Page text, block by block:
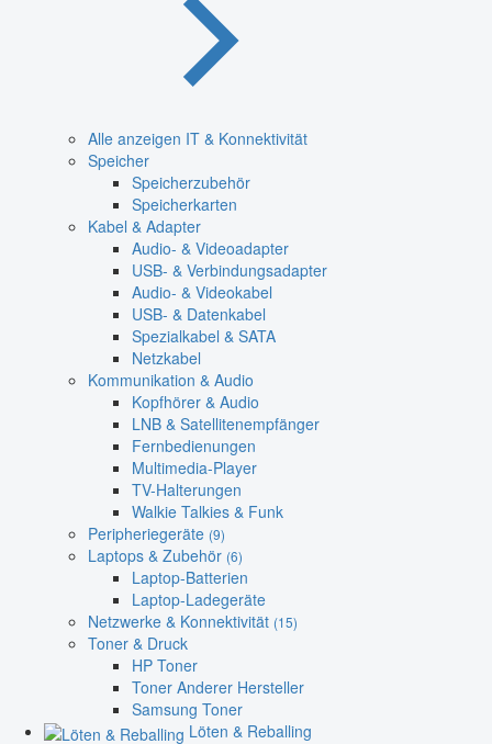
Alle anzeigen IT & Konnektivität
Speicher
Speicherzubehör
Speicherkarten
Kabel & Adapter
Audio- & Videoadapter
USB- & Verbindungsadapter
Audio- & Videokabel
USB- & Datenkabel
Spezialkabel & SATA
Netzkabel
Kommunikation & Audio
Kopfhörer & Audio
LNB & Satellitenempfänger
Fernbedienungen
Multimedia-Player
TV-Halterungen
Walkie Talkies & Funk
Peripheriegeräte (9)
Laptops & Zubehör (6)
Laptop-Batterien
Laptop-Ladegeräte
Netzwerke & Konnektivität (15)
Toner & Druck
HP Toner
Toner Anderer Hersteller
Samsung Toner
Löten & Reballing